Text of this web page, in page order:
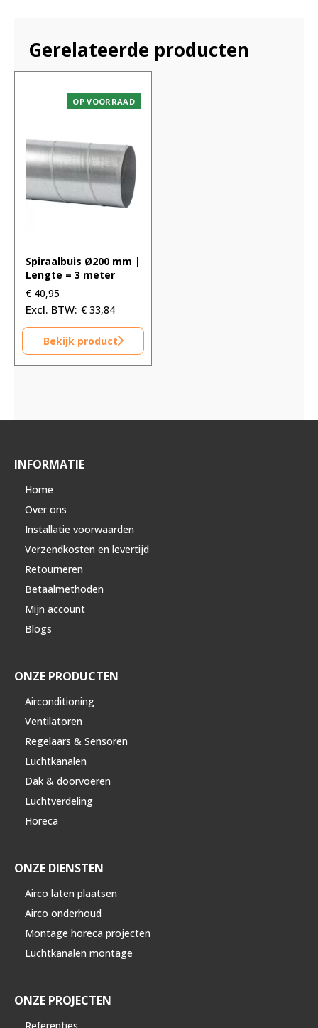
Gerelateerde producten
OP VOORRAAD
Spiraalbuis Ø200 mm |
Lengte = 3 meter
€ 40,95
€ 33,84
Bekijk product
INFORMATIE
Home
Over ons
Installatie voorwaarden
Verzendkosten en levertijd
Retourneren
Betaalmethoden
Mijn account
Blogs
ONZE PRODUCTEN
Airconditioning
Ventilatoren
Regelaars & Sensoren
Luchtkanalen
Dak & doorvoeren
Luchtverdeling
Horeca
ONZE DIENSTEN
Airco laten plaatsen
Airco onderhoud
Montage horeca projecten
Luchtkanalen montage
ONZE PROJECTEN
Referenties